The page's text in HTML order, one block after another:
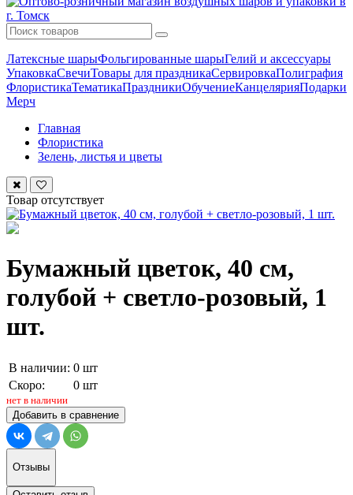
Латексные шарыФольгированные шарыГелий и аксессуары
УпаковкаСвечиТовары для праздникаСервировкаПолиграфия
ФлористикаТематикаПраздникиОбучениеКанцелярияПодарки
Мерч
Главная
Флористика
Зелень, листья и цветы
Товар отсутствует
Бумажный цветок, 40 см,
голубой + светло-розовый, 1
шт.
В наличии: 0 шт
Скоро:
0 шт
нет в наличии
Добавить в сравнение
Отзывы